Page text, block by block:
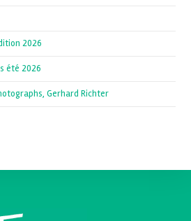
2026
été 2026
Gerhard Richter